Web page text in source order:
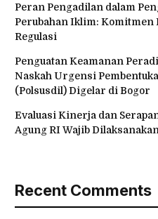
Peran Pengadilan dalam
Perubahan Iklim: Komitmen
Regulasi
Penguatan Keamanan
Naskah Urgensi
(Polsusdil) Digelar di Bogor
Evaluasi Kinerja dan
Agung RI Wajib
Recent Comments